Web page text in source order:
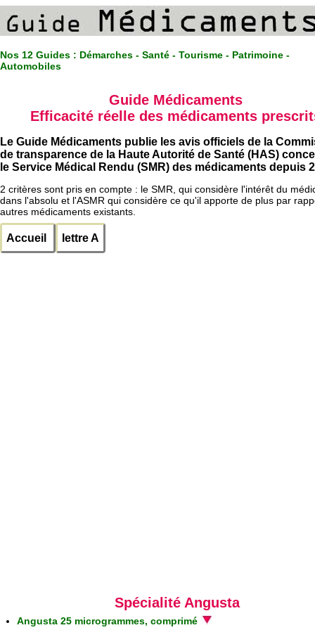
Nos 12 Guides : Démarches - Santé - Tourisme - Patrimoine -
Automobiles
Guide Médicaments
Efficacité réelle des médicaments
Le Guide Médicaments publie les avis officiels de la
de transparence de la Haute Autorité de Santé (HAS)
le Service Médical Rendu (SMR) des médicaments depuis
2 critères sont pris en compte : le SMR, qui considère l'intérêt du
dans l'absolu et l'ASMR qui considère ce qu'il apporte de plus par
autres médicaments existants.
Accueil lettre A
Spécialité Angusta
Angusta 25 microgrammes, comprimé